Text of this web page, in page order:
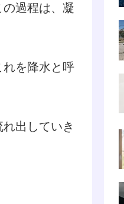
過程は、凝
を降水と呼
出していき